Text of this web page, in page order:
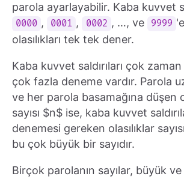
parola ayarlayabilir. Kaba kuvvet
0000 , 0001 , 0002 , …, ve 9999
olasılıkları tek tek dener.
Kaba kuvvet saldırıları çok zaman
çok fazla deneme vardır. Parola
ve her parola basamağına düşen
sayısı $n$ ise, kaba kuvvet
denemesi gereken olasılıklar
bu çok büyük bir sayıdır.
Birçok parolanın sayılar, büyük